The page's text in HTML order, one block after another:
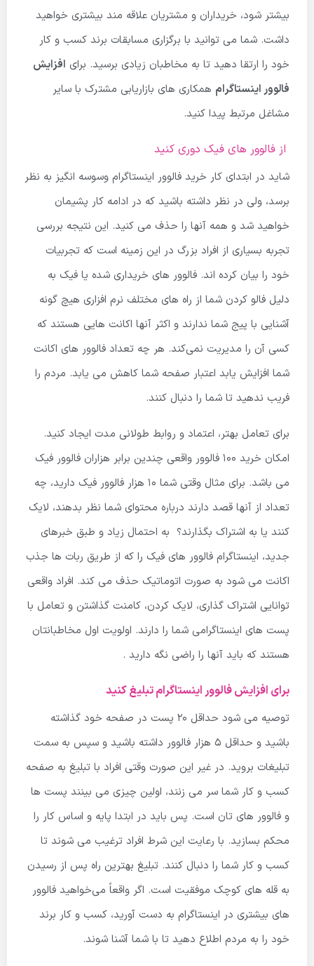
بیشتر شود، خریداران و مشتریان علاقه مند بیشتری خواهید
داشت. شما می توانید با برگزاری مسابقات برند کسب و کار
خود را ارتقا دهید تا به مخاطبان زیادی برسید. برای افزایش
فالوور اینستاگرام همکاری های بازاریابی مشترک با سایر
مشاغل مرتبط پیدا کنید.
از فالوور های فیک دوری کنید
شاید در ابتدای کار خرید فالوور اینستاگرام وسوسه انگیز به نظر
برسد، ولی در نظر داشته باشید که در ادامه کار پشیمان
خواهید شد و همه آنها را حذف می کنید. این نتیجه بررسی
تجربه بسیاری از افراد بزرگ در این زمینه است که تجربیات
خود را بیان کرده اند. فالوور های خریداری شده یا فیک به
دلیل فالو کردن شما از راه های مختلف نرم افزاری هیچ گونه
آشنایی با پیج شما ندارند و اکثر آنها اکانت هایی هستند که
کسی آن را مدیریت نمی‌کند. هر چه تعداد فالوور های اکانت
شما افزایش یابد اعتبار صفحه شما کاهش می یابد. مردم را
فریب ندهید تا شما را دنبال کنند.
برای تعامل بهتر، اعتماد و روابط طولانی مدت ایجاد کنید.
امکان خرید ۱۰۰ فالوور واقعی چندین برابر هزاران فالوور فیک
می باشد. برای مثال وقتی شما ۱۰ هزار فالوور فیک دارید، چه
تعداد از آنها قصد دارند درباره محتوای شما نظر بدهند، لایک
کنند یا به اشتراک بگذارند؟ به احتمال زیاد و طبق خبرهای
جدید، اینستاگرام فالوور های فیک را که از طریق ربات ها جذب
اکانت می شود به صورت اتوماتیک حذف می کند. افراد واقعی
توانایی اشتراک گذاری، لایک کردن، کامنت گذاشتن و تعامل با
پست های اینستاگرامی شما را دارند. اولویت اول مخاطبانتان
هستند که باید آنها را راضی نگه دارید .
برای افزایش فالوور اینستاگرام تبلیغ کنید
توصیه می شود حداقل ۲۰ پست در صفحه خود گذاشته
باشید و حداقل ۵ هزار فالوور داشته باشید و سپس به سمت
تبلیغات بروید. در غیر این صورت وقتی افراد با تبلیغ به صفحه
کسب و کار شما سر می زنند، اولین چیزی می بینند پست ها
و فالوور های تان است. پس باید در ابتدا پایه و اساس کار را
محکم بسازید. با رعایت این شرط افراد ترغیب می شوند تا
کسب و کار شما را دنبال کنند. تبلیغ بهترین راه پس از رسیدن
به قله های کوچک موفقیت است. اگر واقعاً می‌خواهید فالوور
های بیشتری در اینستاگرام به دست آورید، کسب و کار برند
خود را به مردم اطلاع دهید تا با شما آشنا شوند.